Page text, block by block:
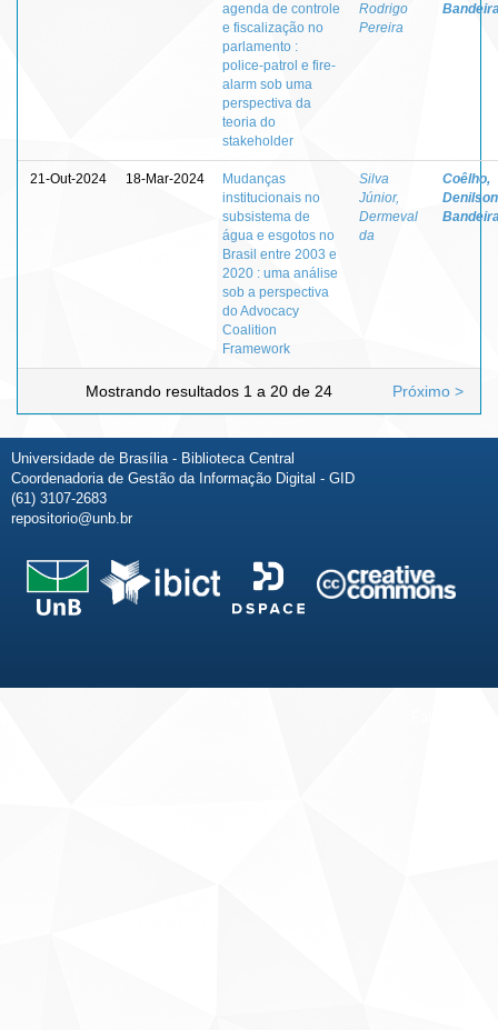
agenda de controle
e fiscalização no
parlamento :
police‐patrol e fire‐
alarm sob uma
perspectiva da
teoria do
stakeholder
Rodrigo
Pereira
21-Out-2024 18-Mar-2024
Mudanças
institucionais no
subsistema de
água e esgotos no
Brasil entre 2003 e
2020 : uma análise
sob a perspectiva
do Advocacy
Coalition
Framework
Silva
Júnior,
Dermeval
da
Coêlho,
Denilson
Mostrando resultados 1 a 20 de 24 Próximo >
Universidade de Brasília - Biblioteca Central
Coordenadoria de Gestão da Informação Digital - GID
(61) 3107-2683
repositorio@unb.br